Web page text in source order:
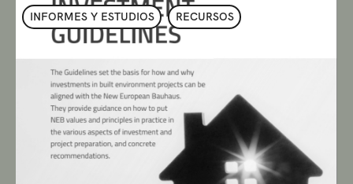
INFORMES Y ESTUDIOS RECURSOS